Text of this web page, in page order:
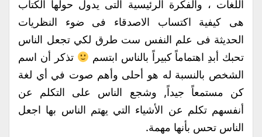
اللغات ، والفكرة الرئيسية التى يدول حولها الكتاب
هى كيفية اكتساب الاصدقاء فى ضوء النظريات
الحديثة فى علم النفس ست طرق لكي تجعل الناس
تحبك أبدِ اهتماماً كبيراً بالناس ابتسم
تذكر أن اسم
الشخص بالنسبة له هو أحلى وأهم صوت في أي لغة
كن مستمعاً جيداً, وشجع الناس على التكلم عن
أنفسهم تكلم عن الأشياء التي يهتم الناس بها اجعل
الناس تحس بأنها مهمة.